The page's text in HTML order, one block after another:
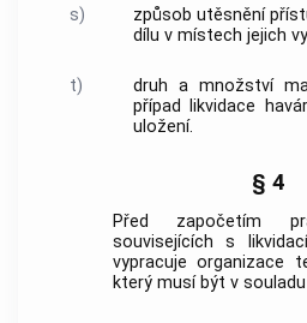
s)
způsob utěsnění
dílu v místech jejich
t)
druh a množství
případ likvidace
uložení.
§ 4
Před započetím
souvisejících s
vypracuje organizace
který musí být v